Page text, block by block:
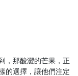
，那酸澀的芒果，正
的選擇，讓他們注定